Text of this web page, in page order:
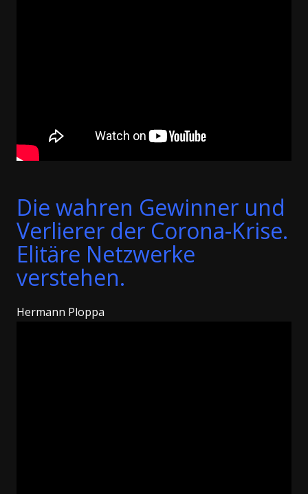
Die wahren Gewinner und
Verlierer der Corona-Krise.
Elitäre Netzwerke
verstehen.
Hermann Ploppa